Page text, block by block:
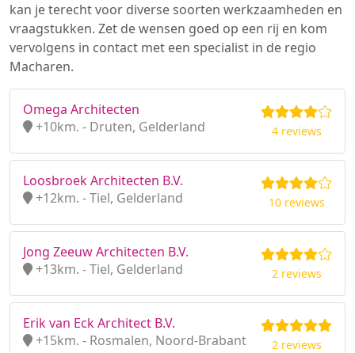
kan je terecht voor diverse soorten werkzaamheden en
vraagstukken. Zet de wensen goed op een rij en kom
vervolgens in contact met een specialist in de regio
Macharen.
Omega Architecten
+10km. - Druten, Gelderland
4 reviews
Loosbroek Architecten B.V.
+12km. - Tiel, Gelderland
10 reviews
Jong Zeeuw Architecten B.V.
+13km. - Tiel, Gelderland
2 reviews
Erik van Eck Architect B.V.
+15km. - Rosmalen, Noord-Brabant
2 reviews